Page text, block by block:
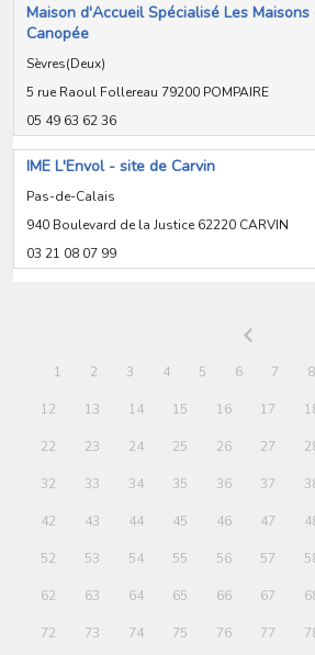
Maison d'Accueil Spécialisé Les Maisons
Canopée
Sèvres(Deux)
5 rue Raoul Follereau 79200 POMPAIRE
05 49 63 62 36
IME L'Envol - site de Carvin
Pas-de-Calais
940 Boulevard de la Justice 62220 CARVIN
03 21 08 07 99
1 2 3 4 5 6 7 8
12 13 14 15 16 17
22 23 24 25 26 27
32 33 34 35 36 37
42 43 44 45 46 47
52 53 54 55 56 57
62 63 64 65 66 67
72 73 74 75 76 77